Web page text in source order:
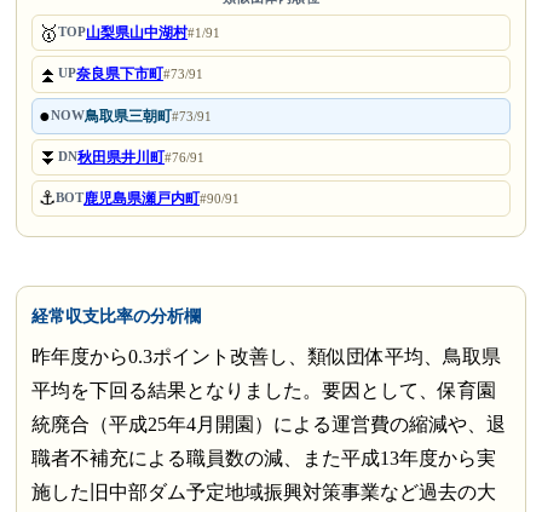
🥇TOP山梨県山中湖村#1/91
⏫UP奈良県下市町#73/91
●NOW鳥取県三朝町#73/91
⏬DN秋田県井川町#76/91
⚓BOT鹿児島県瀬戸内町#90/91
経常収支比率の分析欄
昨年度から0.3ポイント改善し、類似団体平均、鳥取県
平均を下回る結果となりました。要因として、保育園
統廃合（平成25年4月開園）による運営費の縮減や、退
職者不補充による職員数の減、また平成13年度から実
施した旧中部ダム予定地域振興対策事業など過去の大